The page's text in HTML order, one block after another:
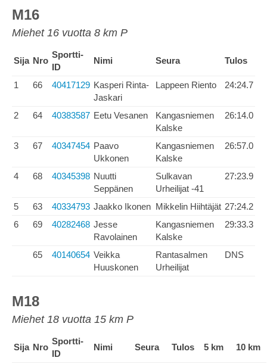
M16
Miehet 16 vuotta 8 km P
Sija Nro
Sportti-
ID
Nimi Seura Tulos
1 66 40417129 Kasperi Rinta-
Jaskari
Lappeen Riento 24:24.7
2 64 40383587 Eetu Vesanen
Kangasniemen
Kalske
26:14.0
3 67 40347454 Paavo
Ukkonen
Kangasniemen
Kalske
26:57.0
4 68 40345398 Nuutti
Seppänen
Sulkavan
Urheilijat -41
27:23.9
5 63 40334793 Jaakko Ikonen Mikkelin Hiihtäjät 27:24.2
6
69 40282468 Jesse
Ravolainen
Kangasniemen
Kalske
29:33.3
65 40140654 Veikka
Huuskonen
Rantasalmen
Urheilijat
DNS
M18
Miehet 18 vuotta 15 km P
Sija Nro
Sportti-
ID
Nimi Seura Tulos 5 km 10 km